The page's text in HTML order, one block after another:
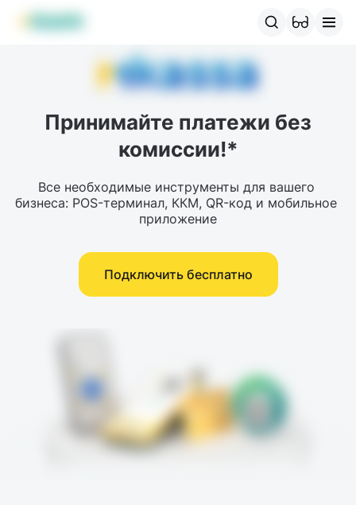
Продукты MBANK
Принимайте платежи без
комиссии!*
Все необходимые инструменты для вашего
бизнеса: POS-терминал, ККМ, QR-код и мобильное
приложение
Подключить бесплатно